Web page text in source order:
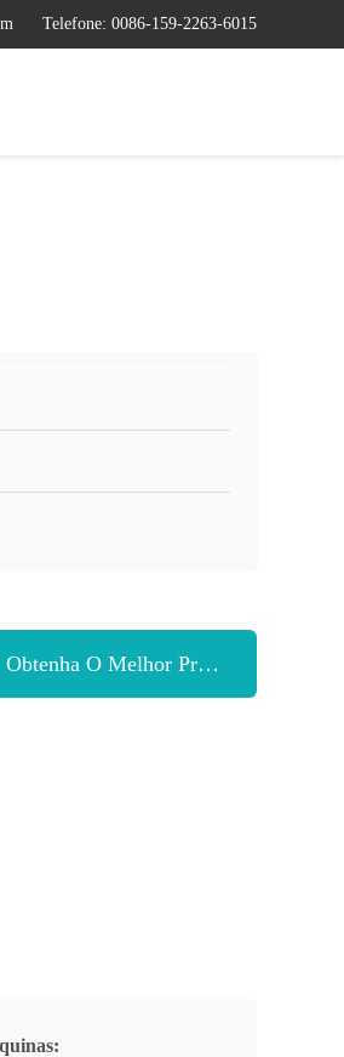
Telefone: 0086-159-2263-6015
Obtenha O Melhor Preço